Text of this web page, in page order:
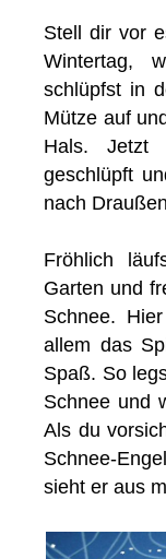
Stell dir vor
Wintertag,
schlüpfst in
Mütze auf
Hals. Jetzt
geschlüpft
nach
Fröhlich
Garten und
Schnee.
allem das
Spaß. So
Schnee und
Als du
Schnee-
sieht er aus